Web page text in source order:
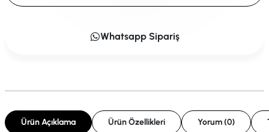
Whatsapp Sipariş
Ürün Açıklama Ürün Özellikleri Yorum (0)